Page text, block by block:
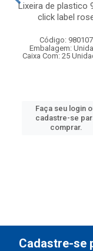
Lixeira de plastico
click label
Código: 980107
Embalagem:
Caixa Com: 25
Faça seu login
cadastre-se
comprar.
Cadastre-se